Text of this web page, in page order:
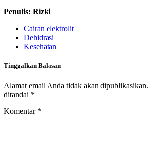
Penulis: Rizki
Cairan elektrolit
Dehidrasi
Kesehatan
Tinggalkan Balasan
Alamat email Anda tidak akan dipublikasikan.
ditandai *
Komentar *